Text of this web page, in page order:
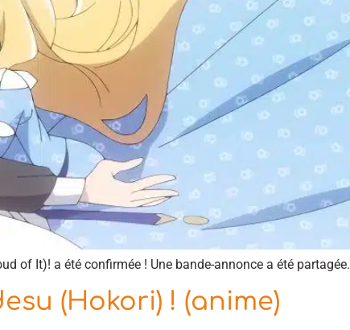
of It)! a été confirmée ! Une bande-annonce a été partagée.
(Hokori) ! (anime)